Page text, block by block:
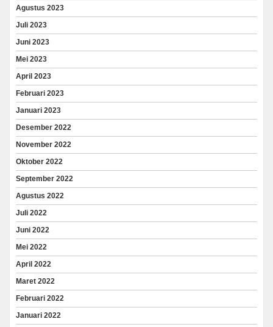
Agustus 2023
Juli 2023
Juni 2023
Mei 2023
April 2023
Februari 2023
Januari 2023
Desember 2022
November 2022
Oktober 2022
September 2022
Agustus 2022
Juli 2022
Juni 2022
Mei 2022
April 2022
Maret 2022
Februari 2022
Januari 2022